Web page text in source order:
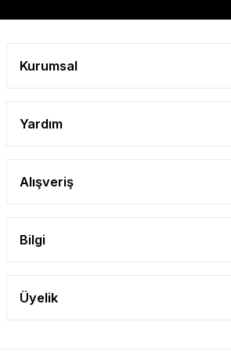
Kurumsal
Yardım
Alışveriş
Bilgi
Üyelik